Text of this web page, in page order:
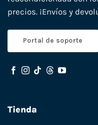
precios. ¡Envíos y
Portal de soporte
Tienda